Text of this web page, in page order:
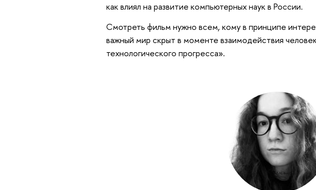
как влиял на развитие компьютерных наук в России.
Смотреть фильм нужно всем, кому в принципе
важный мир скрыт в моменте взаимодействия
технологического прогресса».